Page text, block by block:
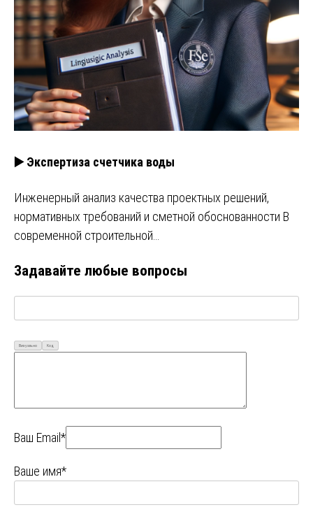
▶️ Экспертиза счетчика воды
Инженерный анализ качества проектных решений,
нормативных требований и сметной обоснованности В
современной строительной…
Задавайте любые вопросы
Визуально Код
Ваш Email*
Ваше имя*